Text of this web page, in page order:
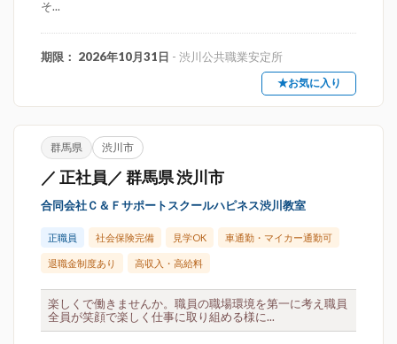
そ...
期限： 2026年10月31日 - 渋川公共職業安定所
★お気に入り
群馬県 渋川市
／ 正社員／ 群馬県 渋川市
合同会社Ｃ＆Ｆサポートスクールハピネス渋川教室
正職員 社会保険完備 見学OK 車通勤・マイカー通勤可
退職金制度あり 高収入・高給料
楽しくで働きませんか。職員の職場環境を第一に考え職員
全員が笑顔で楽しく仕事に取り組める様に...